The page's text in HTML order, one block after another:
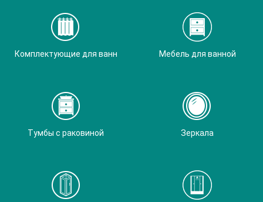
Комплектующие для ванн Мебель для ванной
Тумбы с раковиной Зеркала